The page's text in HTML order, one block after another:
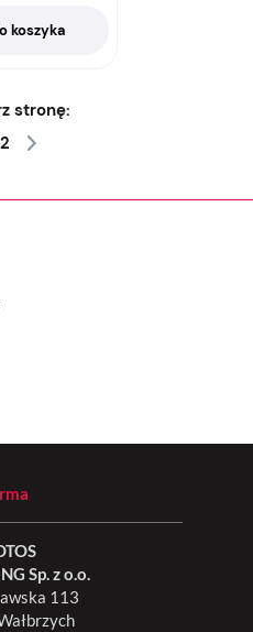
koszyka
stronę:
2
Sp. z o.o.
113